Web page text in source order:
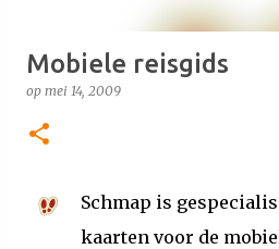
Mobiele reisgids
op mei 14, 2009
Schmap is
kaarten voor de